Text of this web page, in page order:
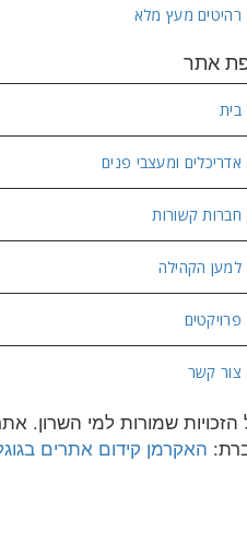
רהיטים מעץ מלא
אתר
בית
אדריכלים ומעצבי פנים
חברות קשורות
למען הקהילה
פרויקטים
צור קשר
הזכויות שמורות למי השרון.
האקרמן קידום אתרים